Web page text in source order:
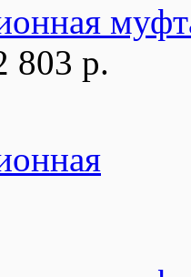
803 р.